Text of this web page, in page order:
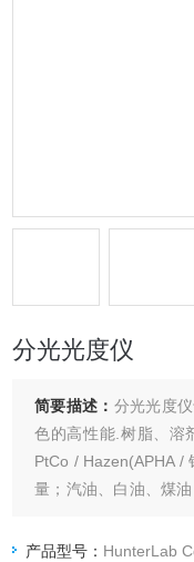
分光光度仪
简要描述： 分光光度
色的高性能.树脂、溶
PtCo / Hazen(APHA /
量；汽油、白油、煤
用ADMI标尺精确测量。
产品型号： HunterLab